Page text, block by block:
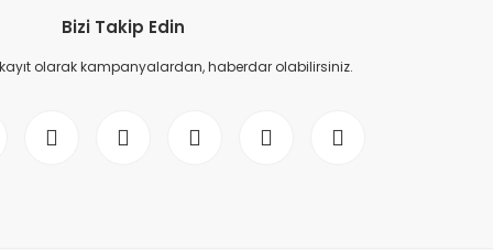
Bizi Takip Edin
olarak kampanyalardan, haberdar olabilirsiniz.